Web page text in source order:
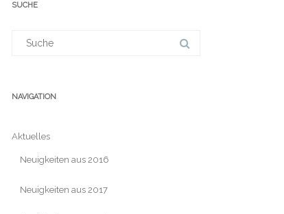
SUCHE
NAVIGATION
Aktuelles
Neuigkeiten aus 2016
Neuigkeiten aus 2017